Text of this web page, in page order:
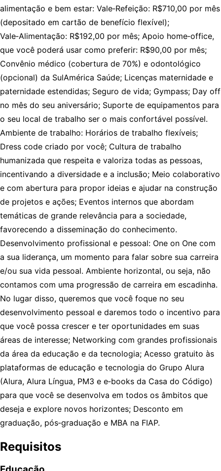
alimentação e bem estar: Vale‑Refeição: R$710,00 por mês
(depositado em cartão de benefício flexível);
Vale‑Alimentação: R$192,00 por mês; Apoio home‑office,
que você poderá usar como preferir: R$90,00 por mês;
Convênio médico (cobertura de 70%) e odontológico
(opcional) da SulAmérica Saúde; Licenças maternidade e
paternidade estendidas; Seguro de vida; Gympass; Day off
no mês do seu aniversário; Suporte de equipamentos para
o seu local de trabalho ser o mais confortável possível.
Ambiente de trabalho: Horários de trabalho flexíveis;
Dress code criado por você; Cultura de trabalho
humanizada que respeita e valoriza todas as pessoas,
incentivando a diversidade e a inclusão; Meio colaborativo
e com abertura para propor ideias e ajudar na construção
de projetos e ações; Eventos internos que abordam
temáticas de grande relevância para a sociedade,
favorecendo a disseminação do conhecimento.
Desenvolvimento profissional e pessoal: One on One com
a sua liderança, um momento para falar sobre sua carreira
e/ou sua vida pessoal. Ambiente horizontal, ou seja, não
contamos com uma progressão de carreira em escadinha.
No lugar disso, queremos que você foque no seu
desenvolvimento pessoal e daremos todo o incentivo para
que você possa crescer e ter oportunidades em suas
áreas de interesse; Networking com grandes profissionais
da área da educação e da tecnologia; Acesso gratuito às
plataformas de educação e tecnologia do Grupo Alura
(Alura, Alura Língua, PM3 e e‑books da Casa do Código)
para que você se desenvolva em todos os âmbitos que
deseja e explore novos horizontes; Desconto em
graduação, pós‑graduação e MBA na FIAP.
Requisitos